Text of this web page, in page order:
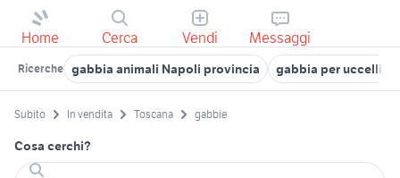
Home Cerca Vendi Messaggi
Ricerche gabbia animali Napoli provincia gabbia per uccelli
Subito In vendita Toscana gabbie
Cosa cerchi?